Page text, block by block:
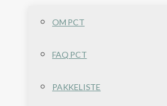
OM PCT
FAQ PCT
PAKKELISTE